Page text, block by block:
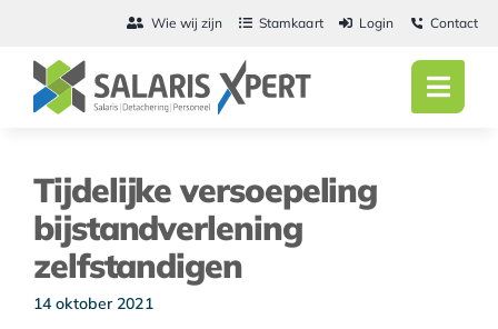
inhoud
Wie wij zijn Stamkaart Login Contact
Tijdelijke versoepeling
bijstandverlening
zelfstandigen
14 oktober 2021